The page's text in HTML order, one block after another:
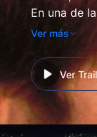
En una de
Grace, una
a un
Ver más
Ver